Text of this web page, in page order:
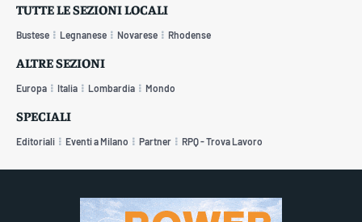
TUTTE LE SEZIONI LOCALI
Bustese Legnanese Novarese Rhodense
ALTRE SEZIONI
Europa Italia Lombardia Mondo
SPECIALI
Editoriali Eventi a Milano Partner RPQ - Trova Lavoro